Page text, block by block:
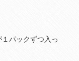
パックずつ入っ